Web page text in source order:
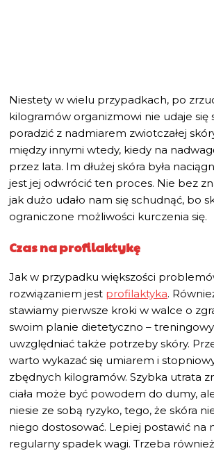
Niestety w wielu przypadkach, po
kilogramów organizmowi nie udaje się
poradzić z nadmiarem zwiotczałej
między innymi wtedy, kiedy na
przez lata. Im dłużej skóra była
jest jej odwrócić ten proces. Nie bez
jak dużo udało nam się schudnąć, bo
ograniczone możliwości kurczenia się.
Czas na profilaktykę
Jak w przypadku większości
rozwiązaniem jest profilaktyka.
stawiamy pierwsze kroki w walce o
swoim planie dietetyczno –
uwzględniać także potrzeby skóry.
warto wykazać się umiarem i
zbędnych kilogramów. Szybka utrata
ciała może być powodem do dumy,
niesie ze sobą ryzyko, tego, że skóra
niego dostosować. Lepiej postawić na
regularny spadek wagi. Trzeba